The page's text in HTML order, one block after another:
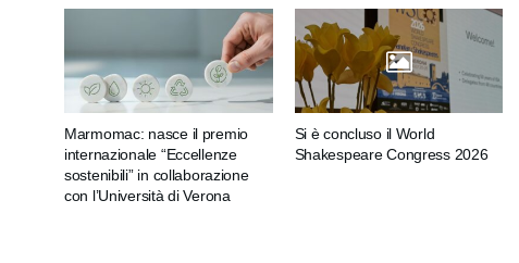
Marmomac: nasce il premio
internazionale “Eccellenze
sostenibili” in collaborazione
con l’Università di Verona
Si è concluso il World
Shakespeare Congress 2026